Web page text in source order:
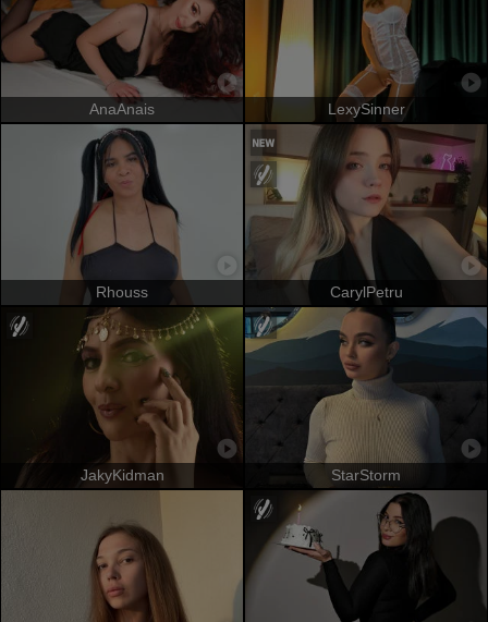
AnaAnais LexySinner
Rhouss CarylPetru
JakyKidman StarStorm